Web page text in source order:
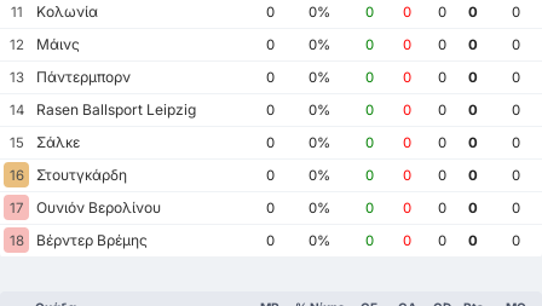
11
Κολωνία 0 0% 0 0 0 0
0
12
Μάινς 0 0% 0 0 0 0
0
13
Πάντερμπορν 0 0% 0 0 0 0
0
14
Rasen Ballsport Leipzig 0 0% 0 0 0 0
0
15
Σάλκε 0 0% 0 0 0 0
0
16
Στουτγκάρδη 0 0% 0 0 0 0
0
17
Ουνιόν Βερολίνου 0 0% 0 0 0 0
0
18
Βέρντερ Βρέμης 0 0% 0 0 0 0 0